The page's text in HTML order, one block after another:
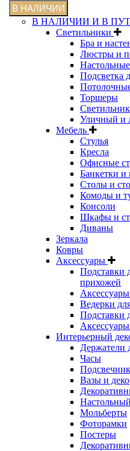
В НАЛИЧИИ
В НАЛИЧИИ И В
Светильники
Бра и
Люстры и
Подсветка
Торшеры
Уличный и
Мебель
Стулья
Кресла
Офисные
Банкетки
Столы и
Комоды и
Консоли
Шкафы и
Диваны
Зеркала
Ковры
Аксессуары
Подставки
прихожей
Ведерки
Подставки
Интерьерный
Держатели
Часы
Вазы и
Мольберты
Фоторамки
Постеры